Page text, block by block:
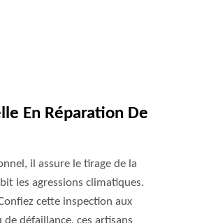
En Réparation De
il assure le tirage de la
les agressions climatiques.
cette inspection aux
de défaillance, ces artisans